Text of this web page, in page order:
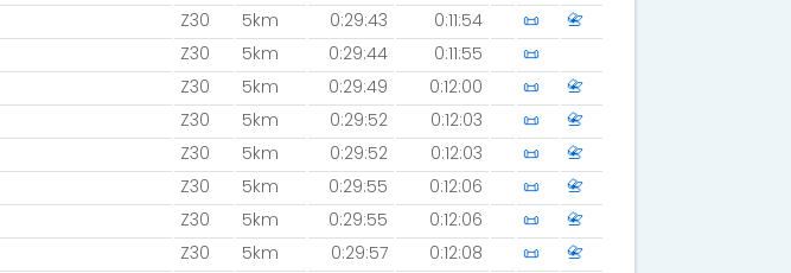
Z30 5km 0:29:43 0:11:54 📜
📇
Z30 5km 0:29:44 0:11:55
📜
Z30 5km 0:29:49 0:12:00 📜
📇
Z30 5km 0:29:52 0:12:03 📜
📇
Z30 5km 0:29:52 0:12:03 📜
📇
Z30 5km 0:29:55 0:12:06 📜
📇
Z30 5km 0:29:55 0:12:06 📜
📇
Z30 5km 0:29:57 0:12:08 📜
📇